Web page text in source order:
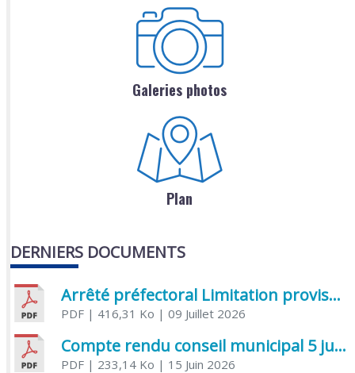
Galeries photos
Plan
DERNIERS DOCUMENTS
Arrêté préfectoral Limitation provisoire des usages de l’eau
PDF| 416,31 Ko | 09 Juillet 2026
Compte rendu conseil municipal 5 juin 2026 sénatoriale
PDF| 233,14 Ko | 15 Juin 2026